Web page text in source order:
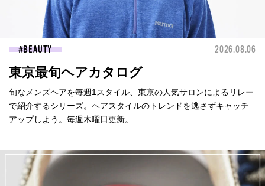
BEAUTY 2026.08.06
東京最旬ヘアカタログ
旬なメンズヘアを毎週1スタイル、東京の人気サロンによるリレー
で紹介するシリーズ。ヘアスタイルのトレンドを逃さずキャッチ
アップしよう。毎週木曜日更新。